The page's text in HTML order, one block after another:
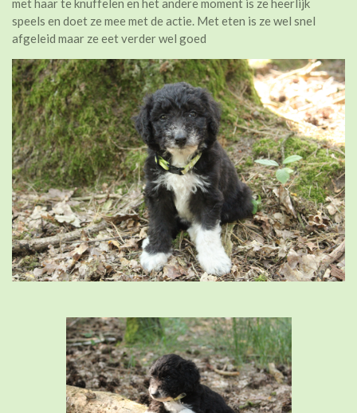
met haar te knuffelen en het andere moment is ze heerlijk
speels en doet ze mee met de actie. Met eten is ze wel snel
afgeleid maar ze eet verder wel goed